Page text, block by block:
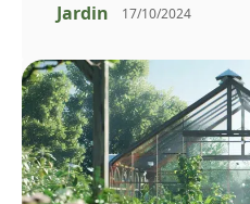
Jardin 17/10/2024